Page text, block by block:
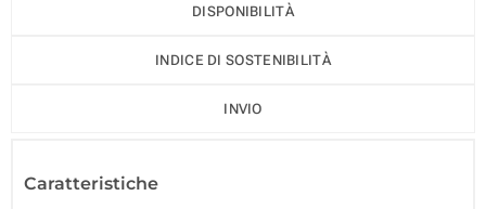
DISPONIBILITÀ
INDICE DI SOSTENIBILITÀ
INVIO
Caratteristiche